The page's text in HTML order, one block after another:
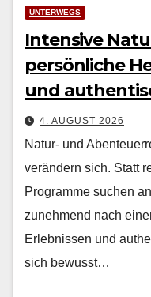
UNTERWEGS
Intensive
persönliche
und
4. AUGUST 2026
Natur- und
verän­dern sich. Statt
Pro­gramme suchen
zunehmend nach
Erleb­nis­sen und
sich bewusst…